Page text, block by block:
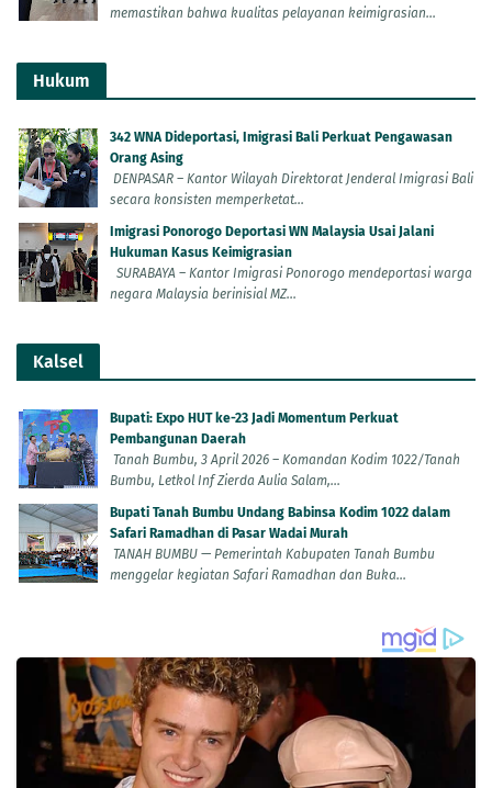
memastikan bahwa kualitas pelayanan keimigrasian...
Hukum
342 WNA Dideportasi, Imigrasi Bali Perkuat Pengawasan
Orang Asing
DENPASAR – Kantor Wilayah Direktorat Jenderal Imigrasi Bali
secara konsisten memperketat...
Imigrasi Ponorogo Deportasi WN Malaysia Usai Jalani
Hukuman Kasus Keimigrasian
SURABAYA – Kantor Imigrasi Ponorogo mendeportasi warga
negara Malaysia berinisial MZ...
Kalsel
Bupati: Expo HUT ke-23 Jadi Momentum Perkuat
Pembangunan Daerah
Tanah Bumbu, 3 April 2026 – Komandan Kodim 1022/Tanah
Bumbu, Letkol Inf Zierda Aulia Salam,...
Bupati Tanah Bumbu Undang Babinsa Kodim 1022 dalam
Safari Ramadhan di Pasar Wadai Murah
TANAH BUMBU — Pemerintah Kabupaten Tanah Bumbu
menggelar kegiatan Safari Ramadhan dan Buka...